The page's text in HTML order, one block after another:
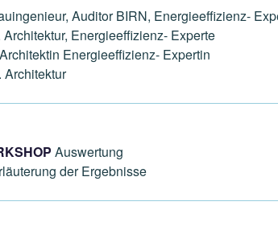
Auditor BIRN, Energieeffizienz-
Architektur, Energieeffizienz- Experte
Energieeffizienz- Expertin
Architektur
Auswertung
der Ergebnisse